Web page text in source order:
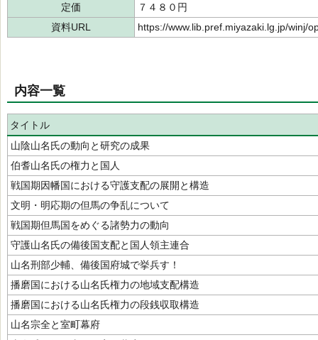
定価
７４８０円
資料URL
https://www.lib.pref.miyazaki.lg.jp/winj/
内容一覧
タイトル
山陰山名氏の動向と研究の成果
伯耆山名氏の権力と国人
戦国期因幡国における守護支配の展開と構造
文明・明応期の但馬の争乱について
戦国期但馬国をめぐる諸勢力の動向
守護山名氏の備後国支配と国人領主連合
山名刑部少輔、備後国府城で挙兵す！
播磨国における山名氏権力の地域支配構造
播磨国における山名氏権力の段銭収取構造
山名宗全と室町幕府